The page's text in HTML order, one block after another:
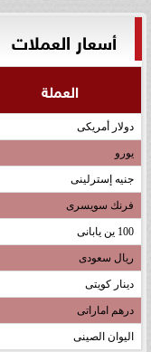
أسعار العملات
العملة
دولار أمريكى
يورو
جنيه إسترلينى
فرنك سويسرى
100 ين يابانى
ريال سعودى
دينار كويتى
درهم اماراتى
اليوان الصينى